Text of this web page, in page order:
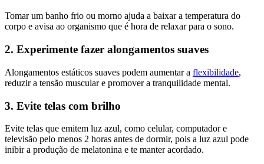
Tomar um banho frio ou morno ajuda a baixar a temperatura do
corpo e avisa ao organismo que é hora de relaxar para o sono.
2. Experimente fazer alongamentos suaves
Alongamentos estáticos suaves podem aumentar a flexibilidade,
reduzir a tensão muscular e promover a tranquilidade mental.
3. Evite telas com brilho
Evite telas que emitem luz azul, como celular, computador e
televisão pelo menos 2 horas antes de dormir, pois a luz azul pode
inibir a produção de melatonina e te manter acordado.